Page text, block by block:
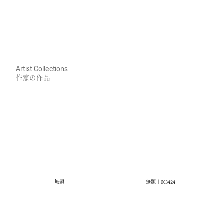
Artist Collections
作家の作品
無題 無題｜003424